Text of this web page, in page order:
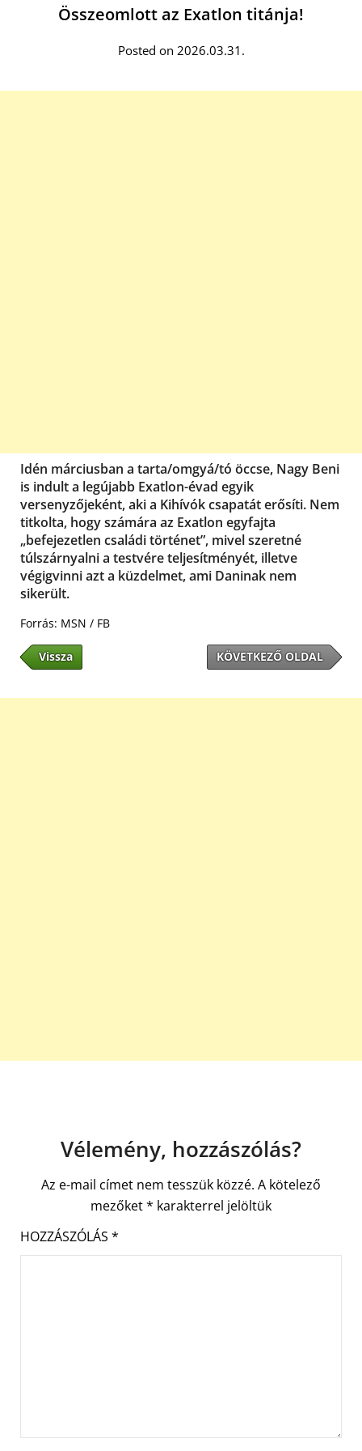
Összeomlott az Exatlon titánja!
Posted on 2026.03.31.
Idén márciusban a tarta/omgyá/tó öccse, Nagy Beni
is indult a legújabb Exatlon-évad egyik
versenyzőjeként, aki a Kihívók csapatát erősíti. Nem
titkolta, hogy számára az Exatlon egyfajta
„befejezetlen családi történet”, mivel szeretné
túlszárnyalni a testvére teljesítményét, illetve
végigvinni azt a küzdelmet, ami Daninak nem
sikerült.
Forrás: MSN / FB
Vissza KÖVETKEZŐ OLDAL
Vélemény, hozzászólás?
Az e-mail címet nem tesszük közzé. A kötelező
mezőket* karakterrel jelöltük
HOZZÁSZÓLÁS *